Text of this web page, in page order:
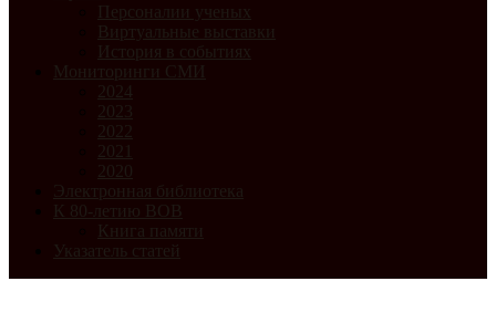
Персоналии ученых
Виртуальные выставки
История в событиях
Мониторинги СМИ
2024
2023
2022
2021
2020
Электронная библиотека
К 80-летию ВОВ
Книга памяти
Указатель статей